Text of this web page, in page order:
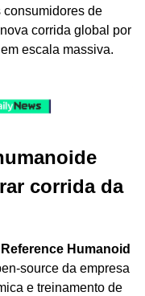
consumidores de
corrida global por
escala massiva.
corrida da
Reference Humanoid
source da empresa
e treinamento de